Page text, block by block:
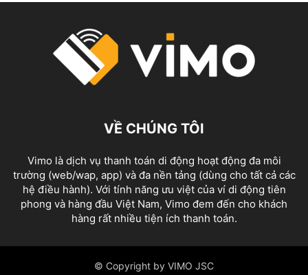
VỀ CHÚNG TÔI
Vimo là dịch vụ thanh toán di động hoạt động đa môi
trường (web/wap, app) và đa nền tảng (dùng cho tất cả các
hệ điều hành). Với tính năng ưu việt của ví di động tiên
phong và hàng đầu Việt Nam, Vimo đem đến cho khách
hàng rất nhiều tiện ích thanh toán.
© Copyright by VIMO JSC